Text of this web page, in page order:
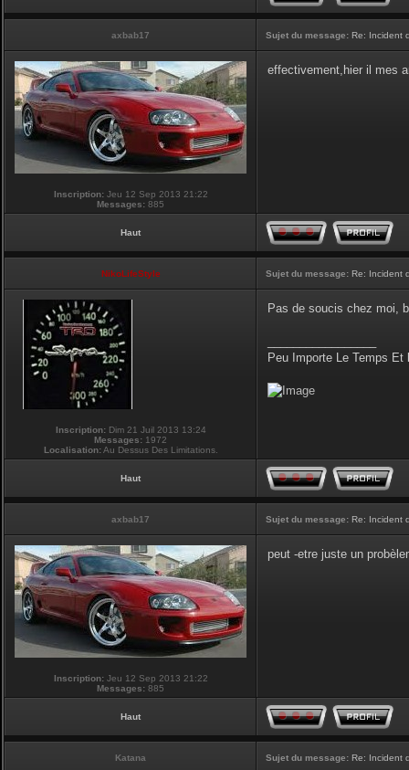
axbab17 Sujet du message: Re: Incident
Inscription:Jeu 12 Sep 2013 21:22
Messages: 885
effectivement,hier il mes
Haut
NikoLifeStyle Sujet du message: Re: Incident
Inscription:Dim 21 Juil 2013 13:24
Messages: 1972
Localisation:Au Dessus Des Limitations.
Pas de soucis chez moi,
Peu Importe Le Temps Et
Haut
axbab17 Sujet du message: Re: Incident
Inscription:Jeu 12 Sep 2013 21:22
Messages: 885
peut -etre juste un
Haut
Katana Sujet du message: Re: Incident